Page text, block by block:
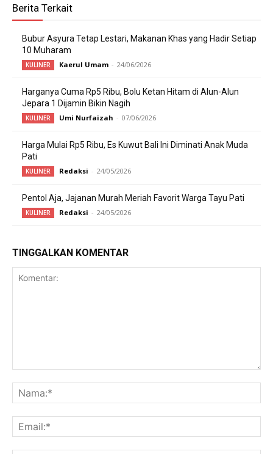
Berita Terkait
Bubur Asyura Tetap Lestari, Makanan Khas yang Hadir Setiap
10 Muharam
KULINER Kaerul Umam - 24/06/2026
Harganya Cuma Rp5 Ribu, Bolu Ketan Hitam di Alun-Alun
Jepara 1 Dijamin Bikin Nagih
KULINER Umi Nurfaizah - 07/06/2026
Harga Mulai Rp5 Ribu, Es Kuwut Bali Ini Diminati Anak Muda
Pati
KULINER Redaksi - 24/05/2026
Pentol Aja, Jajanan Murah Meriah Favorit Warga Tayu Pati
KULINER Redaksi - 24/05/2026
TINGGALKAN KOMENTAR